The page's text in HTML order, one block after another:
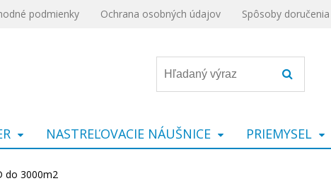
podmienky Ochrana osobných údajov Spôsoby doručenia
NASTREĽOVACIE NÁUŠNICE PRIEMYSEL
do 3000m2